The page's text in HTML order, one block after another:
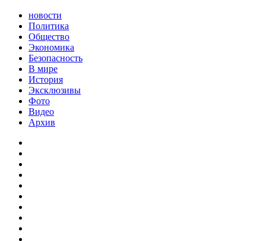
новости
Политика
Общество
Экономика
Безопасность
В мире
История
Эксклюзивы
Фото
Видео
Архив